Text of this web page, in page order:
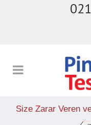
Size Zarar Veren